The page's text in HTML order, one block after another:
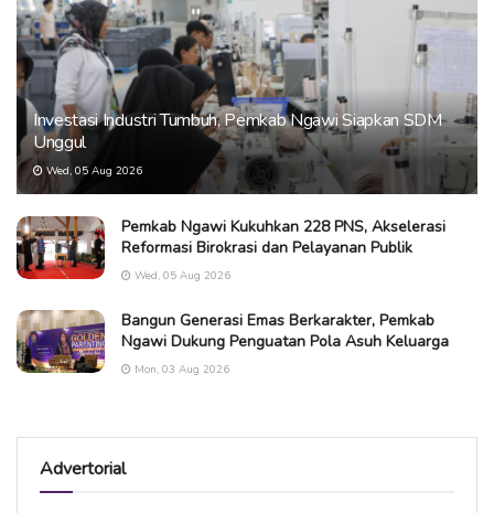
Investasi Industri Tumbuh, Pemkab Ngawi Siapkan SDM
Unggul
Wed, 05 Aug 2026
Pemkab Ngawi Kukuhkan 228 PNS, Akselerasi
Reformasi Birokrasi dan Pelayanan Publik
Wed, 05 Aug 2026
Bangun Generasi Emas Berkarakter, Pemkab
Ngawi Dukung Penguatan Pola Asuh Keluarga
Mon, 03 Aug 2026
Advertorial